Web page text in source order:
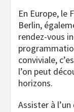
En Europe, le
Berlin,
rendez-vous
conviviale,
l’on peut
horizons.
Assister à